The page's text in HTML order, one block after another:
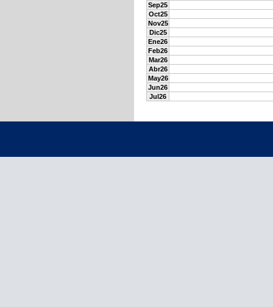
Sep25
Oct25
Nov25
Dic25
Ene26
Feb26
Mar26
Abr26
May26
Jun26
Jul26